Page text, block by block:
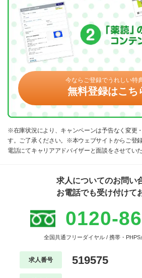
今ならご登録でうれしい特
無料登録はこち
※在庫状況により、キャンペーンは予告なく変更
す。ご了承ください。※本ウェブサイトからご登
電話にてキャリアアドバイザーと面談をさせてい
求人についてのお問い
お電話でも受け付けて
0120-
全国共通フリーダイヤル / 携帯・
求人番号 519575